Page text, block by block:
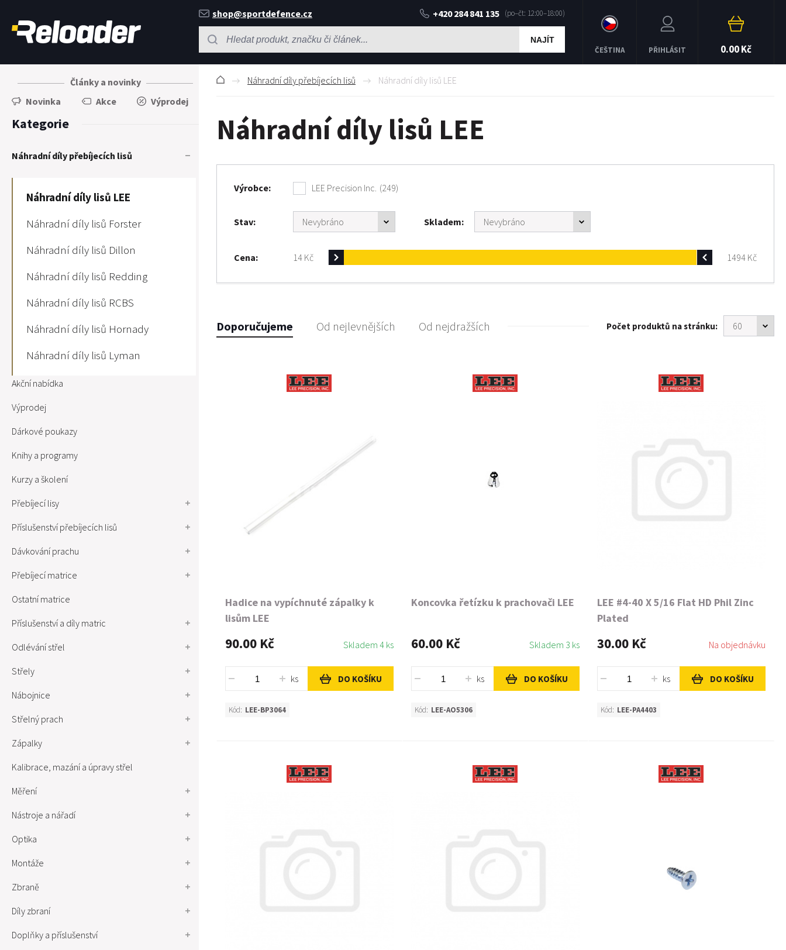
shop@sportdefence.cz +420 284 841 135
NAJÍT
ČEŠTINA PŘIHLÁSIT 0.00 Kč
Články a novinky
Novinka
Akce Výprodej
Kategorie
Náhradní díly přebíjecích lisů
Náhradní díly lisů LEE
Náhradní díly lisů Forster
Náhradní díly lisů Dillon
Náhradní díly lisů Redding
Náhradní díly lisů RCBS
Náhradní díly lisů Hornady
Náhradní díly lisů Lyman
Akční nabídka
Výprodej
Dárkové poukazy
Knihy a programy
Kurzy a školení
Přebíjecí lisy
Příslušenství přebíjecích lisů
Dávkování prachu
Přebíjecí matrice
Ostatní matrice
Příslušenství a díly matric
Odlévání střel
Střely
Nábojnice
Střelný prach
Zápalky
Kalibrace, mazání a úpravy střel
Měření
Nástroje a nářadí
Optika
Montáže
Zbraně
Díly zbraní
Doplňky a příslušenství
Náhradní díly přebíjecích lisů Náhradní díly lisů LEE
Náhradní díly lisů LEE
Výrobce LEE Precision Inc. (249)
Stav Skladem
Cena 14 Kč 1494 Kč
Doporučujeme Od nejlevnějších Od nejdražších Počet produktů na stránku:
Hadice na vypíchnuté zápalky k
lisům LEE
90.00 Kč Skladem 4 ks
ks DO KOŠÍKU
Kód: LEE-BP3064
Koncovka řetízku k prachovači LEE
60.00 Kč Skladem 3 ks
ks DO KOŠÍKU
Kód: LEE-AO5306
LEE #4-40 X 5/16 Flat HD Phil Zinc
Plated
30.00 Kč Na objednávku
ks DO KOŠÍKU
Kód: LEE-PA4403